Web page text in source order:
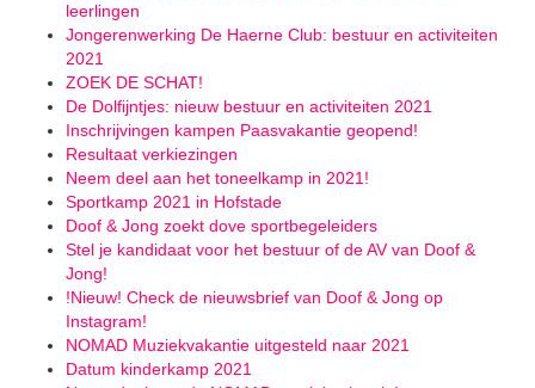
leerlingen
Jongerenwerking De Haerne Club: bestuur en activiteiten
2021
ZOEK DE SCHAT!
De Dolfijntjes: nieuw bestuur en activiteiten 2021
Inschrijvingen kampen Paasvakantie geopend!
Resultaat verkiezingen
Neem deel aan het toneelkamp in 2021!
Sportkamp 2021 in Hofstade
Doof & Jong zoekt dove sportbegeleiders
Stel je kandidaat voor het bestuur of de AV van Doof &
Jong!
!Nieuw! Check de nieuwsbrief van Doof & Jong op
Instagram!
NOMAD Muziekvakantie uitgesteld naar 2021
Datum kinderkamp 2021